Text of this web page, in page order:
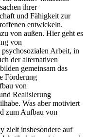
ihrer
und Fähigkeit zur
entwickeln.
von außen. Hier geht es
von
Arbeit, in
der alternativen
gemeinsam das
Förderung
von
Realisierung
Was aber motiviert
zum Aufbau von
zielt insbesondere auf